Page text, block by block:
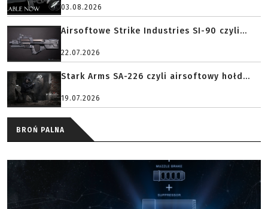
03.08.2026
Airsoftowe Strike Industries SI-90 czyli...
22.07.2026
Stark Arms SA-226 czyli airsoftowy hołd...
19.07.2026
BROŃ PALNA